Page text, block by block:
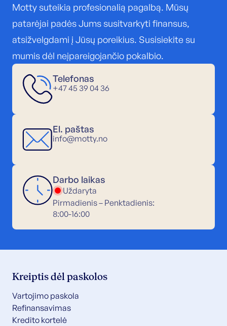
Motty suteikia profesionalią pagalbą. Mūsų
patarėjai padės Jums susitvarkyti finansus,
atsižvelgdami į Jūsų poreikius. Susisiekite su
mumis dėl neįpareigojančio pokalbio.
Telefonas
+47 45 39 04 36
El. paštas
info@motty.no
Darbo laikas
Uždaryta
Pirmadienis – Penktadienis:
8:00-16:00
Kreiptis dėl paskolos
Vartojimo paskola
Refinansavimas
Kredito kortelė